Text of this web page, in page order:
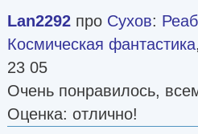
Lan2292 про Сухов:
Космическая фантастика,
23 05
Очень понравилось,
Оценка: отлично!